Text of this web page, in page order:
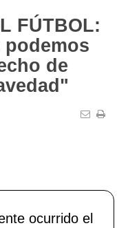
FÚTBOL:
de
ocurrido el